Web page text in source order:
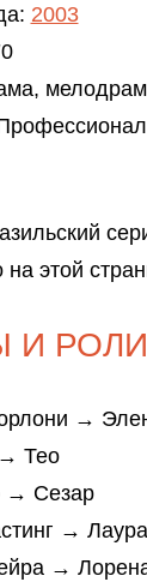
2003
этой
И РОЛИ
→
Тео
→ Сезар
→ Лаура
→